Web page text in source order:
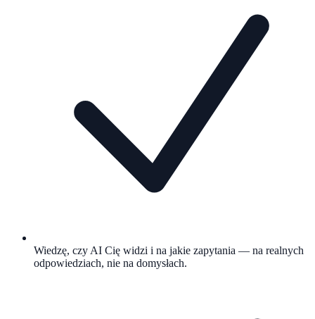
Wiedzę, czy AI Cię widzi i na jakie zapytania — na realnych
odpowiedziach, nie na domysłach.